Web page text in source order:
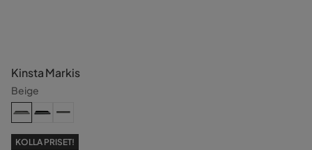
Kinsta Markis
Beige
KOLLA PRISET!